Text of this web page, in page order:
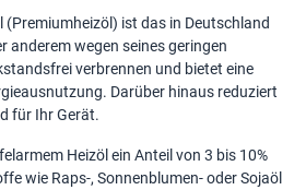
(Premiumheizöl) ist das in Deutschland
anderem wegen seines geringen
verbrennen und bietet eine
Darüber hinaus reduziert
für Ihr Gerät.
Heizöl ein Anteil von 3 bis 10%
wie Raps-, Sonnenblumen- oder Sojaöl